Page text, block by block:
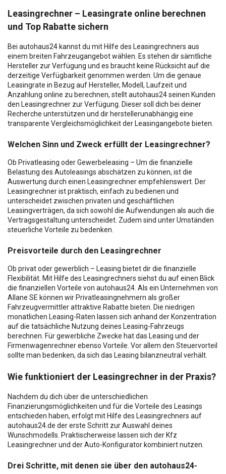
Leasingrechner – Leasingrate online berechnen
und Top Rabatte sichern
Bei autohaus24 kannst du mit Hilfe des Leasingrechners aus
einem breiten Fahrzeugangebot wählen. Es stehen dir sämtliche
Hersteller zur Verfügung und es braucht keine Rücksicht auf die
derzeitige Verfügbarkeit genommen werden. Um die genaue
Leasingrate in Bezug auf Hersteller, Modell, Laufzeit und
Anzahlung online zu berechnen, stellt autohaus24 seinen Kunden
den Leasingrechner zur Verfügung. Dieser soll dich bei deiner
Recherche unterstützen und dir herstellerunabhängig eine
transparente Vergleichsmöglichkeit der Leasingangebote bieten.
Welchen Sinn und Zweck erfüllt der Leasingrechner?
Ob Privatleasing oder Gewerbeleasing – Um die finanzielle
Belastung des Autoleasings abschätzen zu können, ist die
Auswertung durch einen Leasingrechner empfehlenswert. Der
Leasingrechner ist praktisch, einfach zu bedienen und
unterscheidet zwischen privaten und geschäftlichen
Leasingverträgen, da sich sowohl die Aufwendungen als auch die
Vertragsgestaltung unterscheidet. Zudem sind unter Umständen
steuerliche Vorteile zu bedenken.
Preisvorteile durch den Leasingrechner
Ob privat oder gewerblich – Leasing bietet dir die finanzielle
Flexibilität. Mit Hilfe des Leasingrechners siehst du auf einen Blick
die finanziellen Vorteile von autohaus24. Als ein Unternehmen von
Allane SE können wir Privatleasingnehmern als großer
Fahrzeugvermittler attraktive Rabatte bieten. Die niedrigen
monatlichen Leasing-Raten lassen sich anhand der Konzentration
auf die tatsächliche Nutzung deines Leasing-Fahrzeugs
berechnen. Für gewerbliche Zwecke hat das Leasing und der
Firmenwagenrechner ebenso Vorteile. Vor allem den Steuervorteil
sollte man bedenken, da sich das Leasing bilanzneutral verhält.
Wie funktioniert der Leasingrechner in der Praxis?
Nachdem du dich über die unterschiedlichen
Finanzierungsmöglichkeiten und für die Vorteile des Leasings
entschieden haben, erfolgt mit Hilfe des Leasingrechners auf
autohaus24.de der erste Schritt zur Auswahl deines
Wunschmodells. Praktischerweise lassen sich der Kfz
Leasingrechner und der Auto-Konfigurator kombiniert nutzen.
Drei Schritte, mit denen sie über den autohaus24-